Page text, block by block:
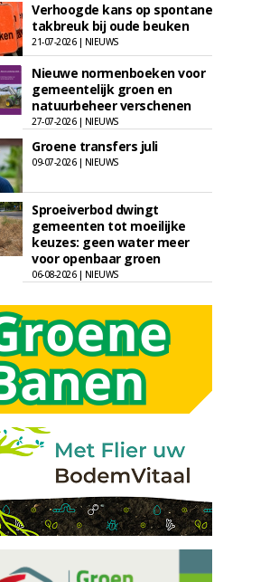
Verhoogde kans op spontane
takbreuk bij oude beuken
21-07-2026 | NIEUWS
Nieuwe normenboeken voor
gemeentelijk groen en
natuurbeheer verschenen
27-07-2026 | NIEUWS
Groene transfers juli
09-07-2026 | NIEUWS
Sproeiverbod dwingt
gemeenten tot moeilijke
keuzes: geen water meer
voor openbaar groen
06-08-2026 | NIEUWS